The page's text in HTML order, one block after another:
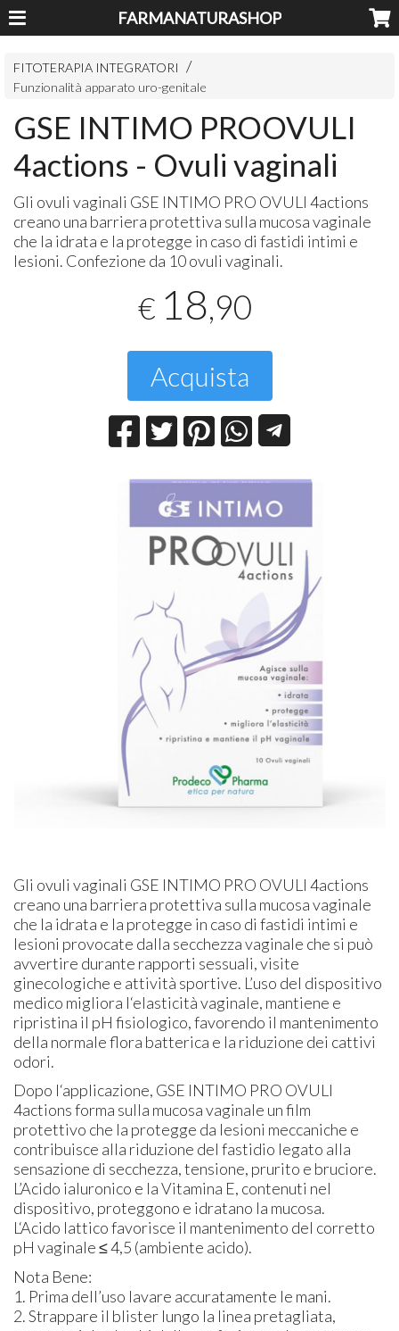
FARMANATURASHOP
FITOTERAPIA INTEGRATORI
Funzionalità apparato uro-genitale
GSE INTIMO PROOVULI
4actions - Ovuli vaginali
Gli ovuli vaginali GSE INTIMO PRO OVULI 4actions
creano una barriera protettiva sulla mucosa vaginale
che la idrata e la protegge in caso di fastidi intimi e
lesioni. Confezione da 10 ovuli vaginali.
€ 18,90
Acquista
Gli ovuli vaginali GSE INTIMO PRO OVULI 4actions
creano una barriera protettiva sulla mucosa vaginale
che la idrata e la protegge in caso di fastidi intimi e
lesioni provocate dalla secchezza vaginale che si può
avvertire durante rapporti sessuali, visite
ginecologiche e attività sportive. L’uso del dispositivo
medico migliora l‘elasticità vaginale, mantiene e
ripristina il pH fisiologico, favorendo il mantenimento
della normale flora batterica e la riduzione dei cattivi
odori.
Dopo l‘applicazione, GSE INTIMO PRO OVULI
4actions forma sulla mucosa vaginale un film
protettivo che la protegge da lesioni meccaniche e
contribuisce alla riduzione del fastidio legato alla
sensazione di secchezza, tensione, prurito e bruciore.
L’Acido ialuronico e la Vitamina E, contenuti nel
dispositivo, proteggono e idratano la mucosa.
L‘Acido lattico favorisce il mantenimento del corretto
pH vaginale ≤ 4,5 (ambiente acido).
Nota Bene:
1. Prima dell’uso lavare accuratamente le mani.
2. Strappare il blister lungo la linea pretagliata,